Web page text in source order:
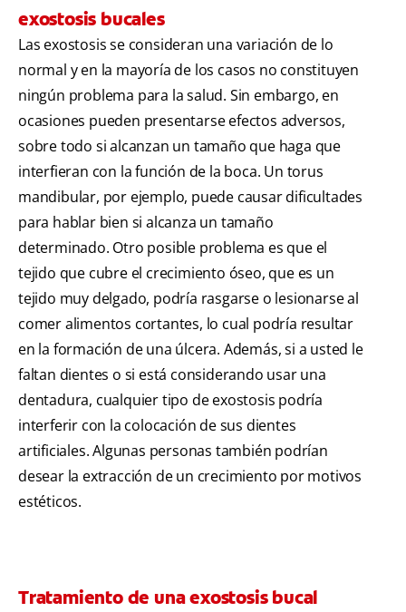
exostosis bucales
Las exostosis se consideran una variación de lo
normal y en la mayoría de los casos no constituyen
ningún problema para la salud. Sin embargo, en
ocasiones pueden presentarse efectos adversos,
sobre todo si alcanzan un tamaño que haga que
interfieran con la función de la boca. Un torus
mandibular, por ejemplo, puede causar dificultades
para hablar bien si alcanza un tamaño
determinado. Otro posible problema es que el
tejido que cubre el crecimiento óseo, que es un
tejido muy delgado, podría rasgarse o lesionarse al
comer alimentos cortantes, lo cual podría resultar
en la formación de una úlcera. Además, si a usted le
faltan dientes o si está considerando usar una
dentadura, cualquier tipo de exostosis podría
interferir con la colocación de sus dientes
artificiales. Algunas personas también podrían
desear la extracción de un crecimiento por motivos
estéticos.
Tratamiento de una exostosis bucal